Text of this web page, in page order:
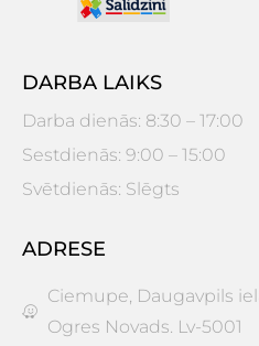
DARBA LAIKS
Darba dienās: 8:30 – 17:00
Sestdienās: 9:00 – 15:00
Svētdienās: Slēgts
ADRESE
Ciemupe, Daugavpils
Ogres Novads. Lv-5001